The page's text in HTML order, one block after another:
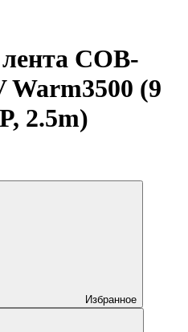
COB-
Warm3500 (9
2.5m)
Избранное